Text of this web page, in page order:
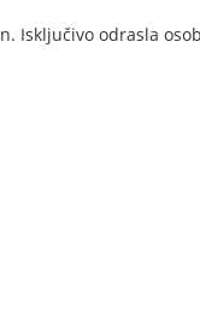
Isključivo odrasla